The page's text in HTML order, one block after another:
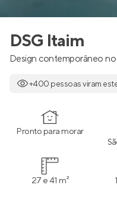
DSG Itaim
Design contemporâneo
+400 pessoas viram
Pronto para morar
27 e 41 m²